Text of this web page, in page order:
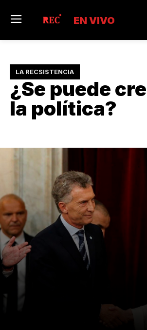
EN VIVO
LA RECSISTENCIA
¿Se puede
la política?